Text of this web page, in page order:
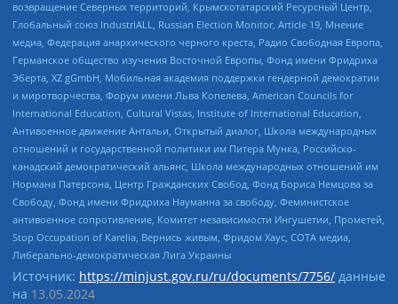
возвращение Северных территорий, Крымскотатарский Ресурсный Центр,
Глобальный союз IndustriALL, Russian Election Monitor, Article 19, Мнение
медиа, Федерация анархического черного креста, Радио Свободная Европа,
Германское общество изучения Восточной Европы, Фонд имени Фридриха
Эберта, XZ gGmbH, Мобильная академия поддержки гендерной демократии
и миротворчества, Форум имени Льва Копелева, American Councils for
International Education, Cultural Vistas, Institute of International Education,
Антивоенное движение Антальи, Открытый диалог, Школа международных
отношений и государственной политики им Питера Мунка, Российско-
канадский демократический альянс, Школа международных отношений им
Нормана Патерсона, Центр Гражданских Свобод, Фонд Бориса Немцова за
Свободу, Фонд имени Фридриха Науманна за свободу, Феминистское
антивоенное сопротивление, Комитет независимости Ингушетии, Прометей,
Stop Occupation of Karelia, Вернись живым, Фридом Хаус, СОТА медиа,
Либерально-демократическая Лига Украины
Источник: https://minjust.gov.ru/ru/documents/7756/ данные
на 13.05.2024